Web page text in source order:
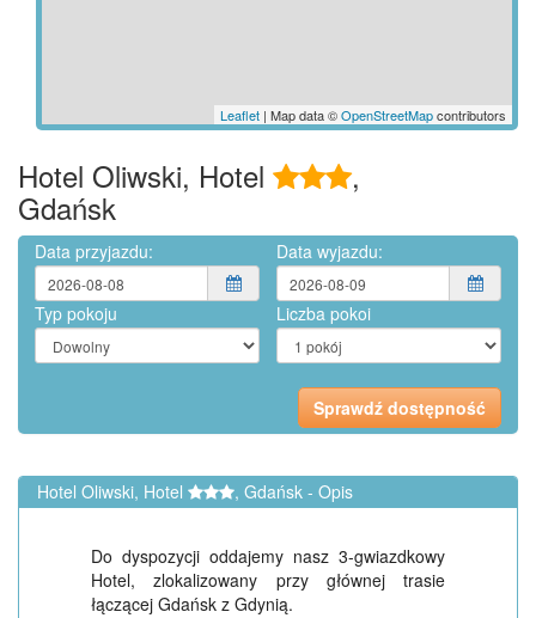
Leaflet | Map data ©OpenStreetMapcontributors
Hotel Oliwski, Hotel ,
Gdańsk
Data przyjazdu: Data wyjazdu:
Typ pokoju Liczba pokoi
Hotel Oliwski, Hotel , Gdańsk - Opis
Do dyspozycji oddajemy nasz 3-gwiazdkowy
Hotel, zlokalizowany przy głównej trasie
łączącej Gdańsk z Gdynią.